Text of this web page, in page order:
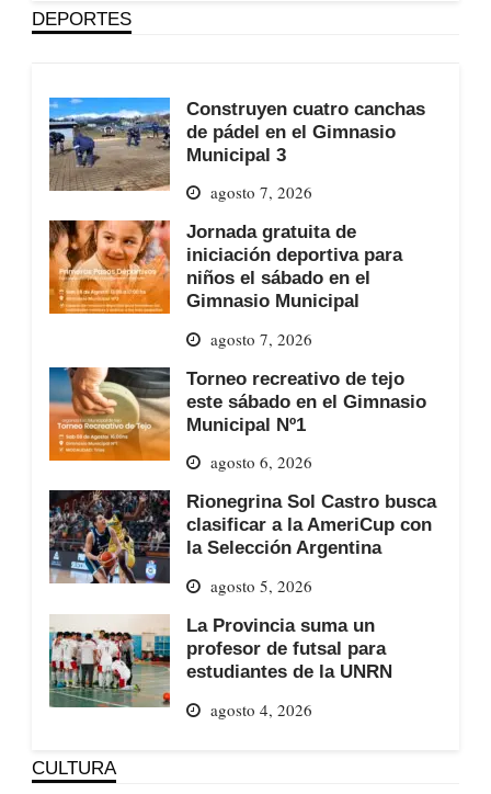
DEPORTES
Construyen cuatro canchas
de pádel en el Gimnasio
Municipal 3
agosto 7, 2026
Jornada gratuita de
iniciación deportiva para
niños el sábado en el
Gimnasio Municipal
agosto 7, 2026
Torneo recreativo de tejo
este sábado en el Gimnasio
Municipal Nº1
agosto 6, 2026
Rionegrina Sol Castro busca
clasificar a la AmeriCup con
la Selección Argentina
agosto 5, 2026
La Provincia suma un
profesor de futsal para
estudiantes de la UNRN
agosto 4, 2026
CULTURA